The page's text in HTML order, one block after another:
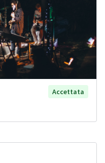
Accettata